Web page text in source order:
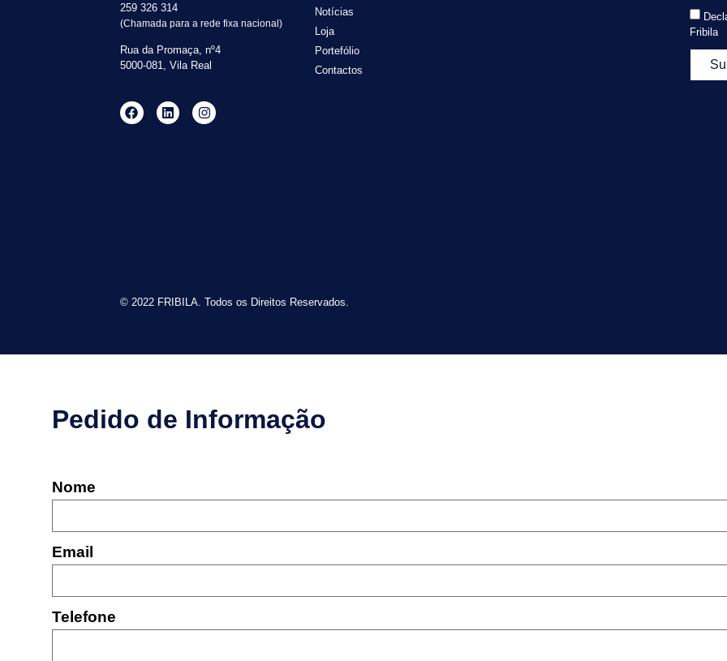
259 326 314
(Chamada para a rede fixa nacional)
Rua da Promaça, nº4
5000-081, Vila Real
Notícias
Loja
Portefólio
Contactos
Fribila
© 2022 FRIBILA. Todos os Direitos Reservados.
Pedido de Informação
Nome
Email
Telefone